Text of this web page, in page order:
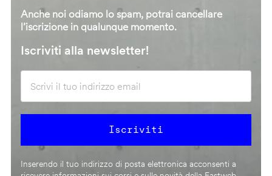
Anche noi odiamo lo spam, potrai cancellare
l’iscrizione in qualunque momento.
Iscriviti alla newsletter!
Inserendo il tuo indirizzo di posta elettronica acconsenti a